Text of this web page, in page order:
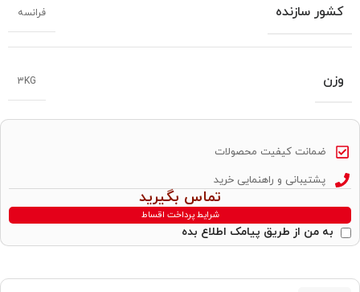
کشور سازنده فرانسه
وزن 3KG
ضمانت کیفیت محصولات
پشتیبانی و راهنمایی خرید
تماس بگیرید
شرایط پرداخت اقساط
به من از طریق پیامک اطلاع بده